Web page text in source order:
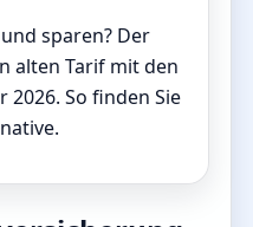
und sparen? Der
alten Tarif mit den
So finden Sie